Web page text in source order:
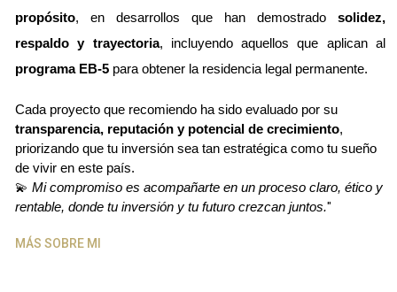
propósito, en desarrollos que han demostrado solidez,
respaldo y trayectoria
programa EB-5 para obtener la residencia legal permanente.
transparencia, reputación y potencial de crecimiento,
priorizando que tu inversión sea tan estratégica como tu sueño
de vivir en este país.
💫 Mi compromiso es acompañarte en un proceso claro, ético y
rentable, donde tu inversión y tu futuro crezcan juntos."
MÁS SOBRE MI